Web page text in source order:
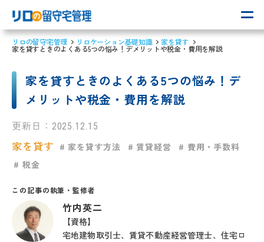
リロの留守宅管理 リロケーション基礎知識 家を貸す
家を貸すときのよくある5つの悩み！デメリットや税金・費用を解説
家を貸すときのよくある5つの悩み！デ
メリットや税金・費用を解説
更新日： 2025.12.15
家を貸す # 家を貸す方法 # 賃貸経営
# 費用・手数料
# 税金
この記事の執筆・監修者
竹内英二
【資格】
宅地建物取引士、賃貸不動産経営管理士、住宅ロ